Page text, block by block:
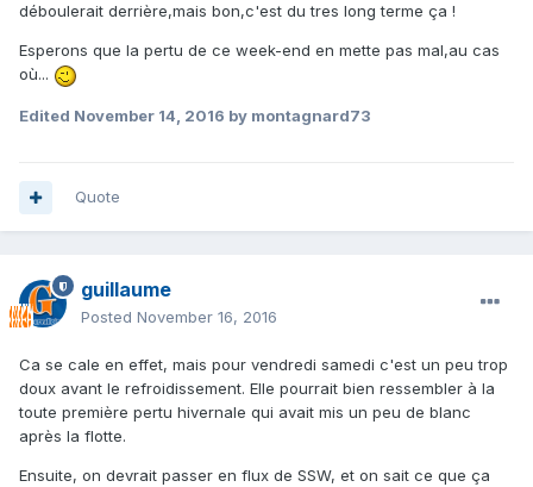
déboulerait derrière,mais bon,c'est du tres long terme ça !
Esperons que la pertu de ce week-end en mette pas mal,au cas
où...
Edited November 14, 2016 by montagnard73
Quote
guillaume
Posted November 16, 2016
Ca se cale en effet, mais pour vendredi samedi c'est un peu trop
doux avant le refroidissement. Elle pourrait bien ressembler à la
toute première pertu hivernale qui avait mis un peu de blanc
après la flotte.
Ensuite, on devrait passer en flux de SSW, et on sait ce que ça